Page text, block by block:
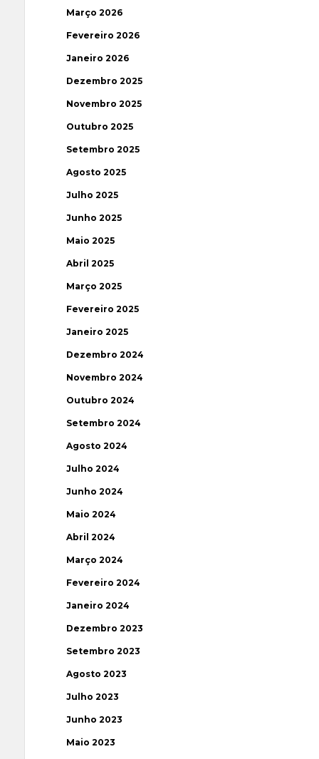
Março 2026
Fevereiro 2026
Janeiro 2026
Dezembro 2025
Novembro 2025
Outubro 2025
Setembro 2025
Agosto 2025
Julho 2025
Junho 2025
Maio 2025
Abril 2025
Março 2025
Fevereiro 2025
Janeiro 2025
Dezembro 2024
Novembro 2024
Outubro 2024
Setembro 2024
Agosto 2024
Julho 2024
Junho 2024
Maio 2024
Abril 2024
Março 2024
Fevereiro 2024
Janeiro 2024
Dezembro 2023
Setembro 2023
Agosto 2023
Julho 2023
Junho 2023
Maio 2023